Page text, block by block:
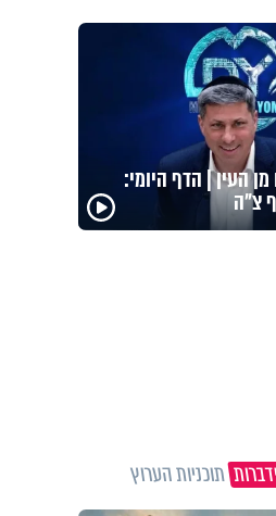
העין | הדף היומי:
צ"ה
תוכניות הערוץ